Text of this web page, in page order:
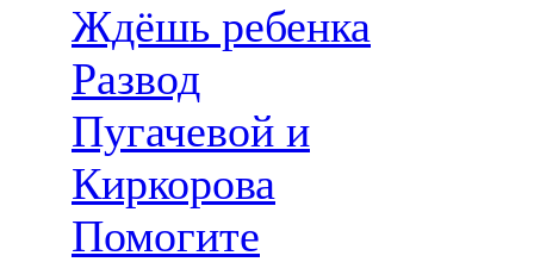
Ждёшь ребенка
Развод
Пугачевой и
Киркорова
Помогите